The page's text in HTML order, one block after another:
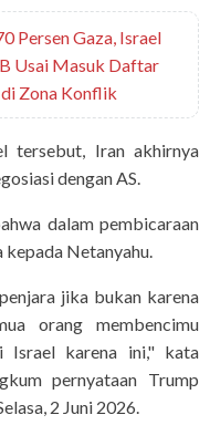
Persen Gaza, Israel
Usai Masuk Daftar
Zona Konflik
tersebut, Iran akhirnya
dengan AS.
dalam pembicaraan
kepada Netanyahu.
jika bukan karena
orang membencimu
Israel karena ini," kata
pernyataan Trump
2 Juni 2026.